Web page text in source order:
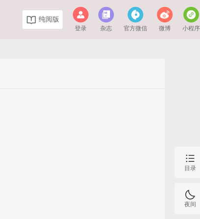
纯阅版
登录 杂志 官方微信 微博 小程序
目录
夜间